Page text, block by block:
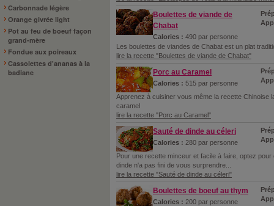
Carbonnade légère
Orange givrée light
Pot au feu de boeuf façon
grand-mère
Fondue aux poireaux
Cassolettes d'ananas à la
badiane
Boulettes de viande de
Chabat
Calories : 490 par personne
Les boulettes de viandes de Chabat est un plat
lire la recette "Boulettes de viande de Chabat"
Porc au Caramel
Calories : 515 par personne
Apprenez à cuisiner vous même la recette Chinoise
caramel
lire la recette "Porc au Caramel"
Sauté de dinde au céleri
Calories : 280 par personne
Pour une recette minceur et facile à faire, optez
dinde n'a pas fini de vous surprendre...
lire la recette "Sauté de dinde au céleri"
Boulettes de boeuf au thym
Calories : 200 par personne